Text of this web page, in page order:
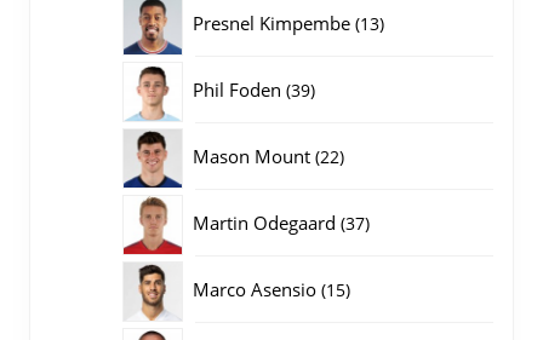
Presnel Kimpembe 1313
Phil Foden 3939
Mason Mount 2222
Martin Odegaard 3737
Marco Asensio 1515